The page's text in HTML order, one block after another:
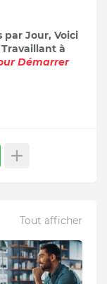
par Jour, Voici
à
Démarrer
Tout afficher